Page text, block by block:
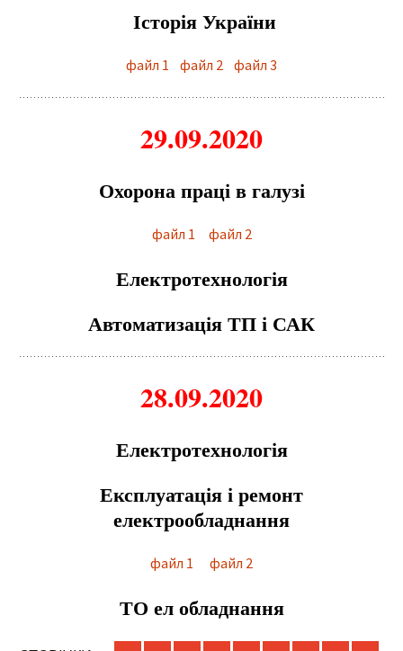
Історія України
файл 1 файл 2 файл 3
29.09.2020
Охорона праці в галузі
файл 1 файл 2
Електротехнологія
Автоматизація ТП і САК
28.09.2020
Електротехнологія
Експлуатація і ремонт
електрообладнання
файл 1 файл 2
ТО ел обладнання